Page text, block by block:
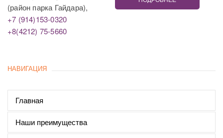
(район парка Гайдара),
+7 (914)153-0320
+8(4212) 75-5660
НАВИГАЦИЯ
Главная
Наши преимущества